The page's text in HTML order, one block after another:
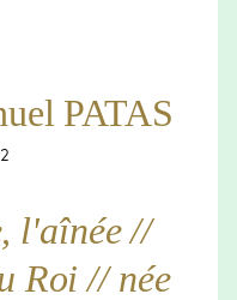
PATAS
l'aînée //
Roi // née